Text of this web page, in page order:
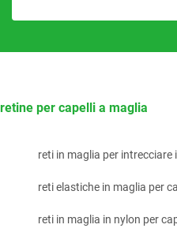
retine per capelli a maglia
reti in maglia per intrecciare
reti elastiche in maglia per
reti in maglia in nylon per